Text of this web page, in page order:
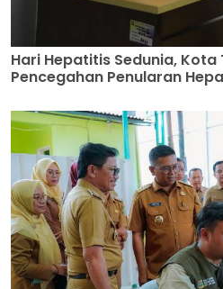
Hari Hepatitis Sedunia,
Pencegahan Penularan